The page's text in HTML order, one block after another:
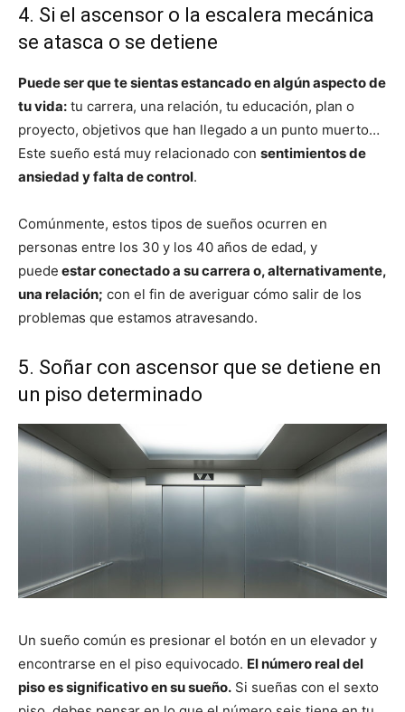
4. Si el ascensor o la escalera mecánica
se atasca o se detiene
Puede ser que te sientas estancado en algún aspecto de
tu vida: tu carrera, una relación, tu educación, plan o
proyecto, objetivos que han llegado a un punto muerto…
Este sueño está muy relacionado con sentimientos de
ansiedad y falta de control.
Comúnmente, estos tipos de sueños ocurren en
personas entre los 30 y los 40 años de edad, y
puede estar conectado a su carrera o, alternativamente,
una relación; con el fin de averiguar cómo salir de los
problemas que estamos atravesando.
5. Soñar con ascensor que se detiene en
un piso determinado
Un sueño común es presionar el botón en un elevador y
encontrarse en el piso equivocado. El número real del
piso es significativo en su sueño. Si sueñas con el sexto